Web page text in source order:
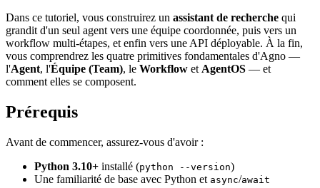
Dans ce tutoriel, vous construirez un assistant de recherche qui
grandit d'un seul agent vers une équipe coordonnée, puis vers un
workflow multi-étapes, et enfin vers une API déployable. À la fin,
vous comprendrez les quatre primitives fondamentales d'Agno —
l'Agent, l'Équipe (Team), le Workflow et AgentOS — et
comment elles se composent.
Prérequis
Avant de commencer, assurez-vous d'avoir :
Python 3.10+ installé (python --version)
Une familiarité de base avec Python et async/await